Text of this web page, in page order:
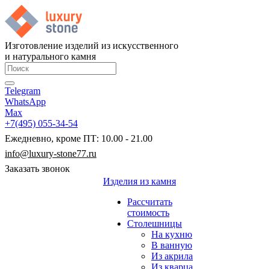
Изготовление изделий из искусственного
и натурального камня
Telegram
WhatsApp
Max
+7(495) 055-34-54
Ежедневно, кроме ПТ: 10.00 - 21.00
info@luxury-stone77.ru
Заказать звонок
Изделия из камня
Рассчитать
стоимость
Столешницы
На кухню
В ванную
Из акрила
Из кварца